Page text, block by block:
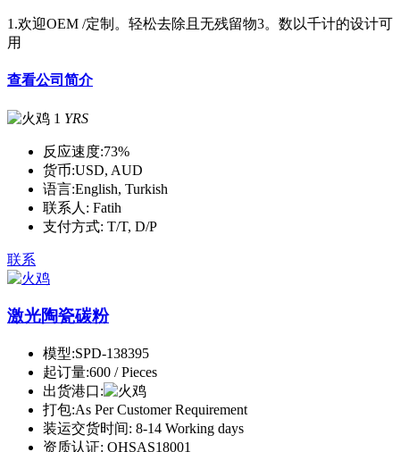
1.欢迎OEM /定制。轻松去除且无残留物3。数以千计的设计可
用
查看公司简介
1 YRS
反应速度:73%
货币:USD, AUD
语言:English, Turkish
联系人: Fatih
支付方式: T/T, D/P
联系
激光陶瓷碳粉
模型:SPD-138395
起订量:600 / Pieces
出货港口:
打包:As Per Customer Requirement
装运交货时间: 8-14 Working days
资质认证: OHSAS18001